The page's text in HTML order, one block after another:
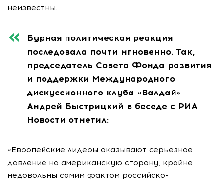
неизвестны.
Бурная политическая реакция
последовала почти мгновенно. Так,
председатель Совета Фонда развития
и поддержки Международного
дискуссионного клуба «Валдай»
Андрей Быстрицкий в беседе с РИА
Новости отметил:
«Европейские лидеры оказывают серьёзное
давление на американскую сторону, крайне
недовольны самим фактом российско-